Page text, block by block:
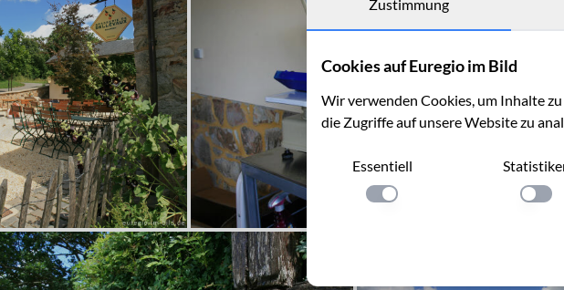
Zustimmung
Cookies auf Euregio im Bild
Wir verwenden Cookies, um Inhalte
die Zugriffe auf unsere Website zu
Essentiell
Einstellung anwenden